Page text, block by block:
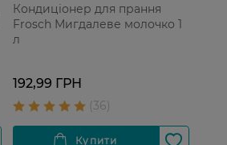
Кондиціонер для прання
Frosch Мигдалеве молочко 1
л
192,99 ГРН